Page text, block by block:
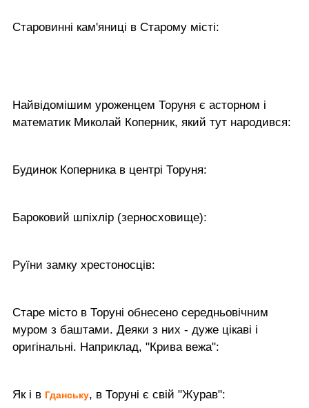
Старовинні кам'яниці в Старому місті:
Найвідомішим уроженцем Торуня є асторном і
математик Миколай Коперник, який тут народився:
Будинок Коперника в центрі Торуня:
Бароковий шпіхлір (зерносховище):
Руїни замку хрестоносців:
Старе місто в Торуні обнесено середньовічним
муром з баштами. Деяки з них - дуже цікаві і
оригінальні. Наприклад, "Крива вежа":
Як і в Гданську, в Торуні є свій "Журав":